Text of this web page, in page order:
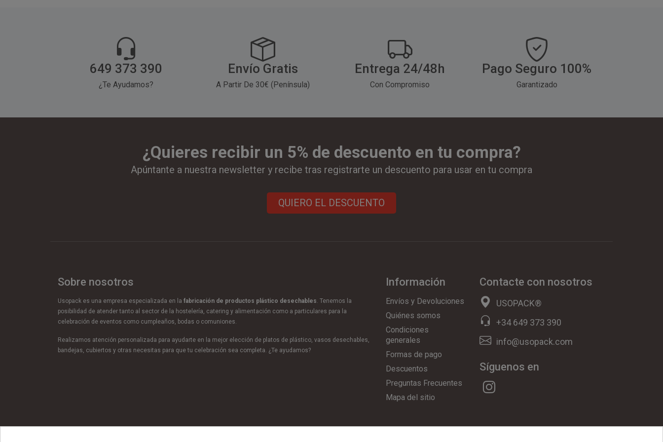
649 373 390
¿Te Ayudamos?
Envío Gratis
A Partir De 30€ (Península)
Entrega 24/48h
Con Compromiso
Pago Seguro 100%
Garantizado
¿Quieres recibir un 5% de descuento en tu compra?
Apúntante a nuestra newsletter y recibe tras registrarte un descuento para usar en tu compra
QUIERO EL DESCUENTO
Sobre nosotros
Usopack es una empresa especializada en la fabricación de productos plástico desechables. Tenemos la
posibilidad de atender tanto al sector de la hostelería, catering y alimentación como a particulares para la
celebración de eventos como cumpleaños, bodas o comuniones.
Realizamos atención personalizada para ayudarte en la mejor elección de platos de plástico, vasos desechables,
bandejas, cubiertos y otras necesitas para que tu celebración sea completa. ¿Te ayudamos?
Información
Envíos y Devoluciones
Quiénes somos
Condiciones
generales
Formas de pago
Descuentos
Preguntas Frecuentes
Mapa del sitio
Contacte con nosotros
USOPACK®
+34 649 373 390
info@usopack.com
Síguenos en